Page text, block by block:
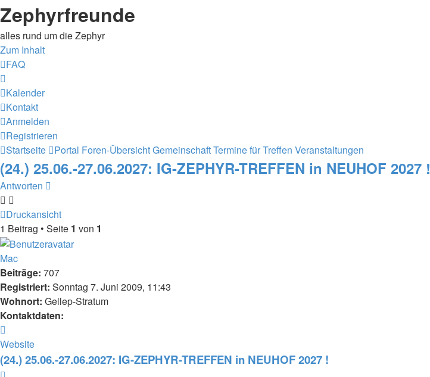
Zephyrfreunde
alles rund um die Zephyr
Zum Inhalt
FAQ
Kalender
Kontakt
Anmelden
Registrieren
Startseite
Portal Foren-ÜbersichtGemeinschaftTermine für Treffen Veranstaltungen
(24.) 25.06.-27.06.2027: IG-ZEPHYR-TREFFEN in NEUHOF 2027 !
Antworten
Druckansicht
1 Beitrag • Seite 1 von 1
Mac
Beiträge: 707
Registriert: Sonntag 7. Juni 2009, 11:43
Wohnort: Gellep-Stratum
Kontaktdaten:
von
Mac
Website
(24.) 25.06.-27.06.2027: IG-ZEPHYR-TREFFEN in NEUHOF 2027 !